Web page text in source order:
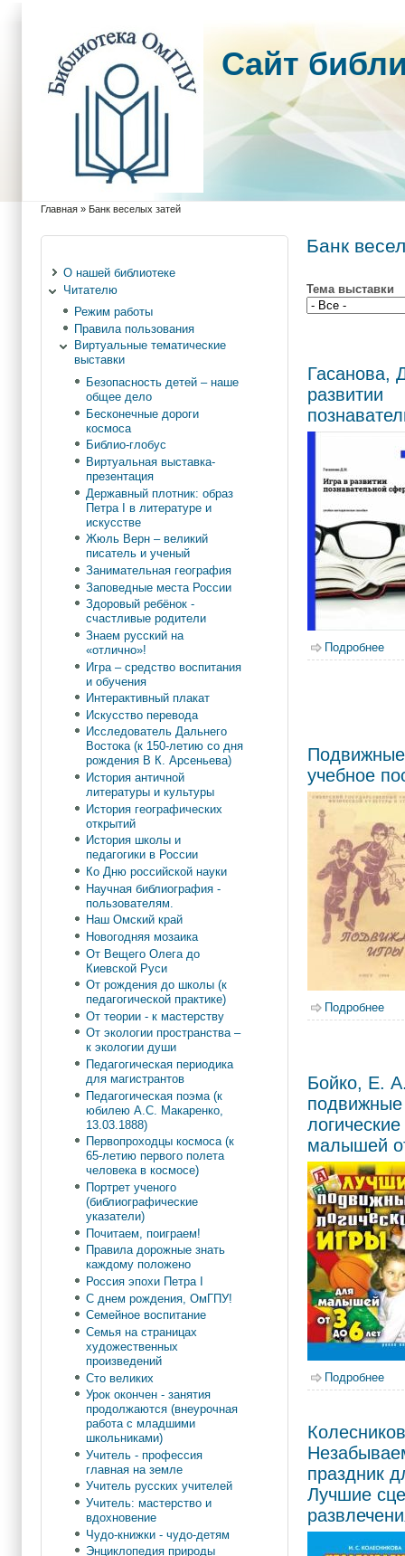
Cайт
Главная » Банк веселых затей
Банк
Тема выставки
Гасанова,
развитии
Подробнее
учебное
Подробнее
Бойко, Е.
малышей
Подробнее
праздник
Лучшие
О нашей библиотеке
Читателю
Режим работы
Правила пользования
Виртуальные тематические
выставки
Безопасность детей – наше
общее дело
Бесконечные дороги
космоса
Библио-глобус
Виртуальная выставка-
презентация
Державный плотник: образ
Петра I в литературе и
искусстве
Жюль Верн – великий
писатель и ученый
Занимательная география
Заповедные места России
Здоровый ребёнок -
счастливые родители
Знаем русский на
«отлично»!
Игра – средство воспитания
и обучения
Интерактивный плакат
Искусство перевода
Исследователь Дальнего
Востока (к 150-летию со дня
рождения В К. Арсеньева)
История античной
литературы и культуры
История географических
открытий
История школы и
педагогики в России
Ко Дню российской науки
Научная библиография -
пользователям.
Наш Омский край
Новогодняя мозаика
От Вещего Олега до
Киевской Руси
От рождения до школы (к
педагогической практике)
От теории - к мастерству
От экологии пространства –
к экологии души
Педагогическая периодика
для магистрантов
Педагогическая поэма (к
юбилею А.С. Макаренко,
13.03.1888)
Первопроходцы космоса (к
65-летию первого полета
человека в космосе)
Портрет ученого
(библиографические
указатели)
Почитаем, поиграем!
Правила дорожные знать
каждому положено
Россия эпохи Петра I
С днем рождения, ОмГПУ!
Семейное воспитание
Семья на страницах
художественных
произведений
Сто великих
Урок окончен - занятия
продолжаются (внеурочная
работа с младшими
школьниками)
Учитель - профессия
главная на земле
Учитель русских учителей
Учитель: мастерство и
вдохновение
Чудо-книжки - чудо-детям
Энциклопедия природы